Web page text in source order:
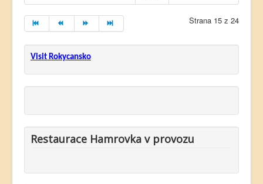
Strana 15 z 24
Visit Rokycansko
Restaurace Hamrovka v provozu